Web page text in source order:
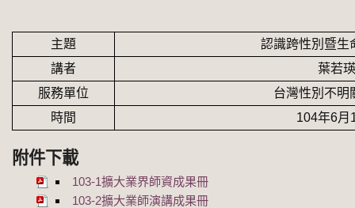
主題
認識跨性別暨生
講者
葉若瑛
服務單位
台灣性別不明
時間
104年6月
附件下載
103-1擴大業界師資成果冊
103-2擴大業師演講成果冊